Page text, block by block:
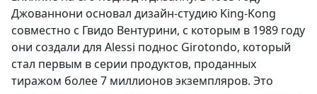
Джованнони основал дизайн-студию King-Kong
совместно с Гвидо Вентурини, с которым в 1989 году
они создали для Alessi поднос Girotondo, который
стал первым в серии продуктов, проданных
тиражом более 7 миллионов экземпляров. Это